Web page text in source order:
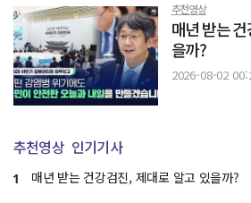
추천영상
매년 받는
을까?
2026-08-02
추천영상 인기기사
1 매년 받는 건강검진, 제대로 알고 있을까?